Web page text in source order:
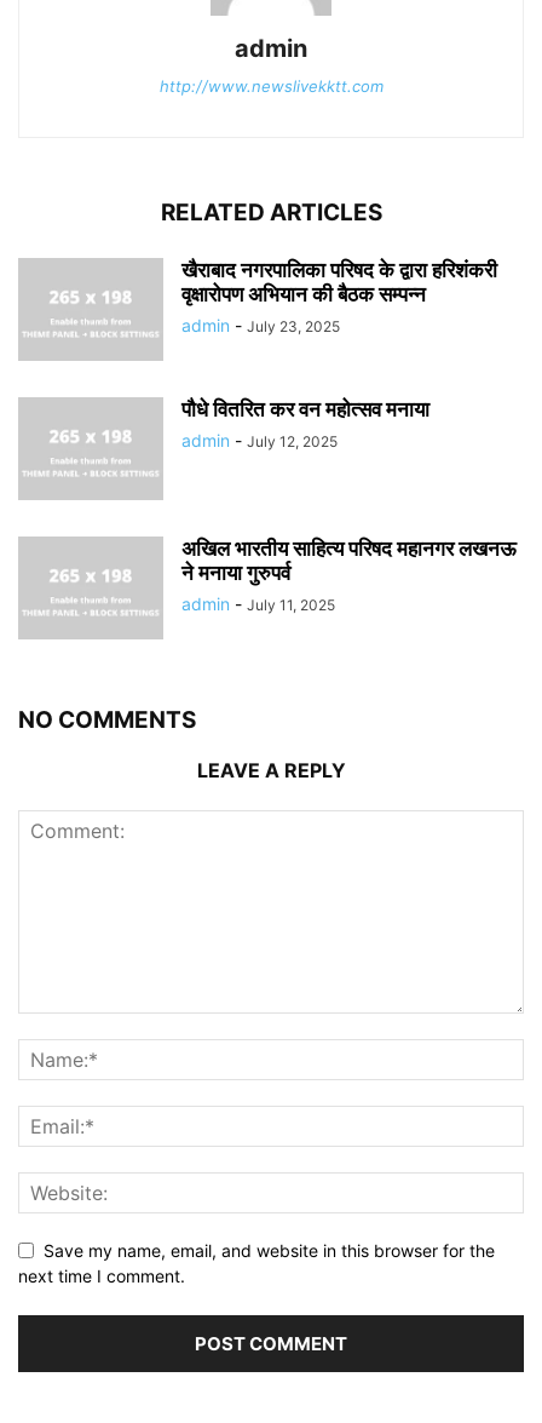
admin
http://www.newslivekktt.com
RELATED ARTICLES
खैराबाद नगरपालिका परिषद के द्वारा हरिशंकरी
वृक्षारोपण अभियान की बैठक सम्पन्न
admin - July 23, 2025
पौधे वितरित कर वन महोत्सव मनाया
admin - July 12, 2025
अखिल भारतीय साहित्य परिषद महानगर लखनऊ
ने मनाया गुरुपर्व
admin - July 11, 2025
NO COMMENTS
LEAVE A REPLY
Save my name, email, and website in this browser for the
next time I comment.